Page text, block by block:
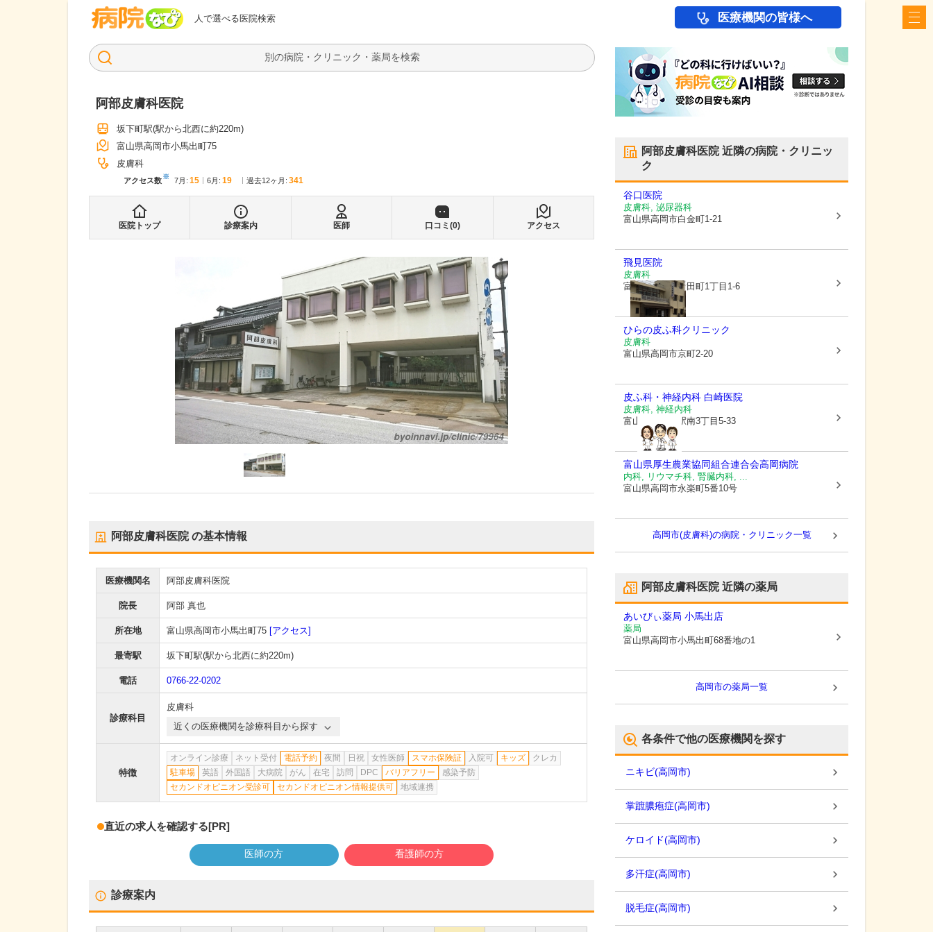
人で選べる医院検索
病院なび 医療機関の皆様へ
検索
阿部皮膚科医院
坂下町駅(駅から北西に約220m)
富山県高岡市小馬出町75
皮膚科
アクセス数※ 7月 : 15 6月 : 19 過去12ヶ月: 341
医院トップ 診療案内 医師 口コミ(0) アクセス
阿部皮膚科医院の基本情報
医療機関名 阿部皮膚科医院
院長 阿部 真也
所在地 富山県高岡市小馬出町75 [アクセス]
最寄駅 坂下町駅(駅から北西に約220m)
電話 0766-22-0202
診療科目
皮膚科
近くの医療機関を診療科目から探す
特徴
オンライン診療 ネット受付 電話予約 夜間 日祝 女性医師 スマホ保険証 入院可 キッズ
クレカ
駐車場
英語 外国語 大病院 がん 在宅 訪問 DPC バリアフリー
感染予防
セカンドオピニオン受診可
セカンドオピニオン情報提供可 地域連携
直近の求人を確認する[PR]
医師の方 看護師の方
診療案内
阿部皮膚科医院近隣の病院・クリニッ
ク
谷口医院
皮膚科, 泌尿器科
富山県高岡市白金町1-21
飛見医院
皮膚科
富山県高岡市横田町1丁目1-6
ひらの皮ふ科クリニック
皮膚科
富山県高岡市京町2-20
皮ふ科・神経内科 白崎医院
皮膚科, 神経内科
富山県高岡市
駅南3丁目5-33
富山県厚生農業協同組合連合会高岡病院
内科, リウマチ科, 腎臓内科, ...
富山県高岡市永楽町5番10号
高岡市(皮膚科)の病院・クリニック一覧
阿部皮膚科医院近隣の薬局
あいびぃ薬局 小馬出店
薬局
富山県高岡市小馬出町68番地の1
高岡市の薬局一覧
各条件で他の医療機関を探す
ニキビ(高岡市)
掌蹠膿疱症(高岡市)
ケロイド(高岡市)
多汗症(高岡市)
脱毛症(高岡市)